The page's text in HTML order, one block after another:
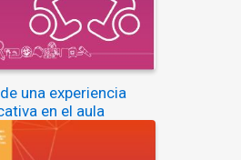
una experiencia
en el aula